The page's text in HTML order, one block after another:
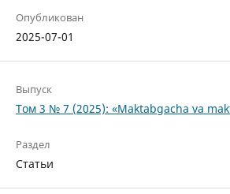
Опубликован
2025-07-01
Выпуск
Том 3 № 7 (2025): «Maktabgacha va
Раздел
Статьи